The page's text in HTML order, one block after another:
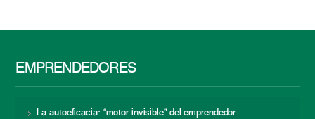
EMPRENDEDORES
La autoeficacia: “motor invisible” del emprendedor